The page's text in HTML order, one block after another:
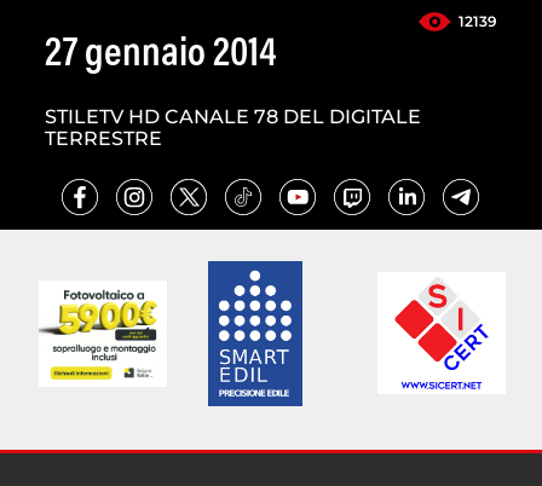
12139
27 gennaio 2014
STILETV HD CANALE 78 DEL DIGITALE
TERRESTRE